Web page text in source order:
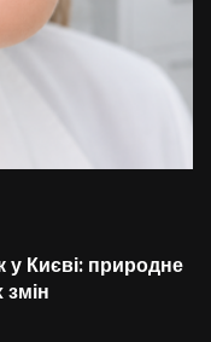
у Києві: природне